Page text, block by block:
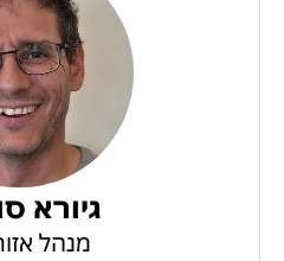
גיורא
מנהל